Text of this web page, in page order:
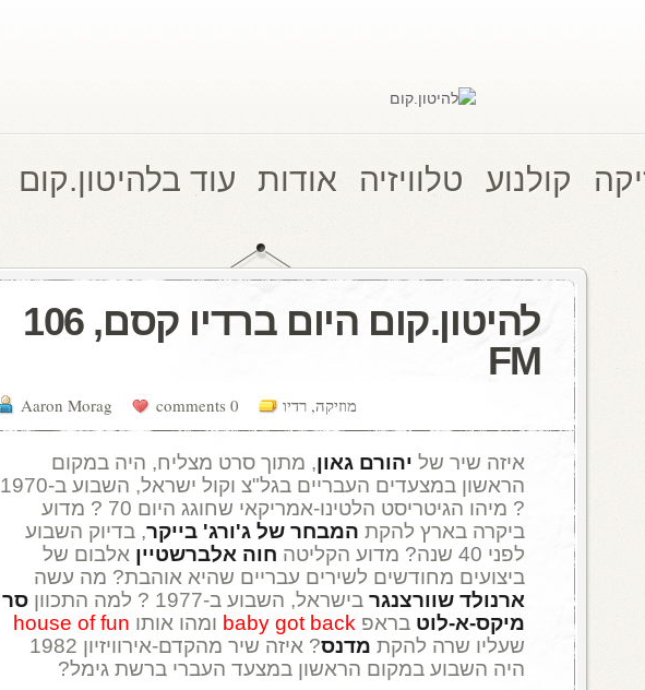
קולנוע טלוויזיה אודות עוד בלהיטון.קום
להיטון.קום היום ברדיו קסם, 106
FM
Aaron Morag 0 comments מוזיקה, רדיו
איזה שיר של יהורם גאון, מתוך סרט מצליח, היה במקום
הראשון במצעדים העבריים בגל"צ וקול ישראל, השבוע ב-1970
? מיהו הגיטריסט הלטינו-אמריקאי שחוגג היום 70 ? מדוע
ביקרה בארץ להקת המבחר של ג'ורג' בייקר, בדיוק השבוע
לפני 40 שנה? מדוע הקליטה
חוה אלברשטיין אלבום של
ביצועים מחודשים לשירים עבריים שהיא אוהבת? מה עשה
ארנולד שוורצנגר בישראל, השבוע ב-1977 ? למה התכוון
סר
מיקס-א-לוט בראפ baby got back ומהו אותו house of fun
שעליו שרה להקת מדנס
? איזה שיר מהקדם-אירוויזיון 1982
היה השבוע במקום הראשון במצעד העברי ברשת גימל?